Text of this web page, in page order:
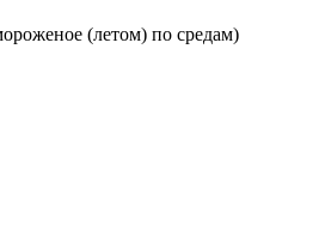
(летом) по средам)